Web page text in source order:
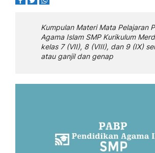
Kumpulan Materi Mata Pelajaran
Agama Islam SMP Kurikulum
kelas 7 (VII), 8 (VIII), dan 9 (IX)
atau ganjil dan genap